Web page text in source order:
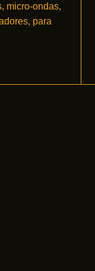
micro-ondas,
para